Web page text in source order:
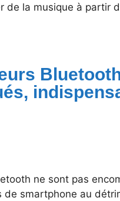
de la musique à partir
ne sont pas
de smartphone au